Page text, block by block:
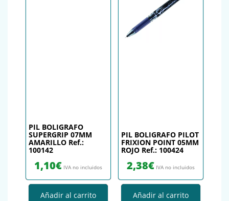
PIL BOLIGRAFO
SUPERGRIP 07MM
AMARILLO Ref.:
100142
1,10€ IVA no incluidos
Añadir al carrito
PIL BOLIGRAFO PILOT
FRIXION POINT 05MM
ROJO Ref.: 100424
2,38€ IVA no incluidos
Añadir al carrito